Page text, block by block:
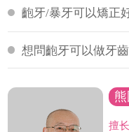
齙牙/暴牙可以矯正
想問齙牙可以做牙
擅长